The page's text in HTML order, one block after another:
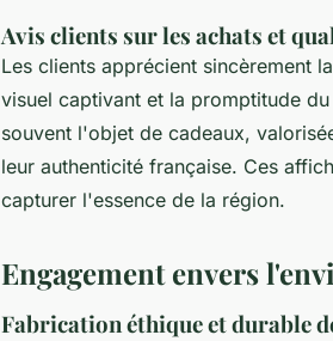
Avis clients sur les achats et
Les clients apprécient sincèrement
visuel captivant et la promptitude
souvent l'objet de cadeaux,
leur authenticité française. Ces
capturer l'essence de la région.
Engagement envers
Fabrication éthique et durable